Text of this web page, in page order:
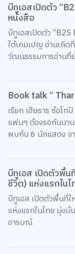
บีทูเอสเปิดตัว
หนังสือ
บีทูเอสเปิดตัว
ใต้เคมเปญ อ่านเถิ
วัฒนธรรมการอ่านที่
Book talk “
เรียก เฮียธาร ซ้อไท
แฟนๆ ต้องรอกันนา
พบกับ 6 นักแสดง จ
บีทูเอส เปิดตัวพื้น
ชีวิต) แห่งแรกในไ
บีทูเอส เปิดตัวพื้นที่ใ
แห่งแรกในไทย มุ่ง
อารมณ์